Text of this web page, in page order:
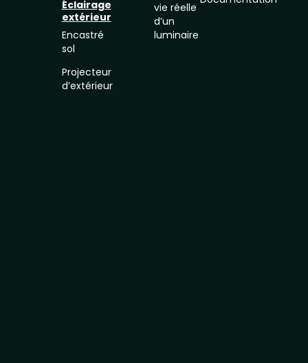
Éclairage
extérieur
Encastré
sol
Projecteur
d’extérieur
vie réelle
d’un
luminaire